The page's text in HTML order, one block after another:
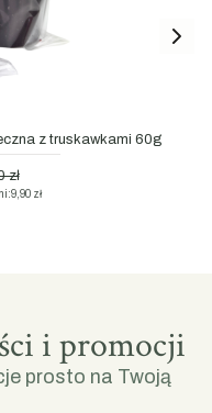
z truskawkami 60g
zł
9,90 zł
i promocji
prosto na Twoją